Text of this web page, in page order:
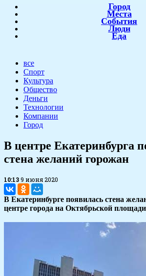
Город
Места
События
Люди
Еда
все
Спорт
Культура
Общество
Деньги
Технологии
Компании
Город
В центре Екатеринбурга
стена желаний горожан
10:139 июня 2020
В Екатеринбурге появилась стена
центре города на Октябрьской